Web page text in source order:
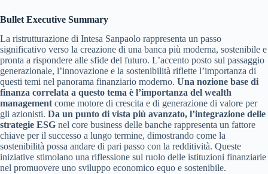
Bullet Executive Summary
La ristrutturazione di Intesa Sanpaolo rappresenta un passo
significativo verso la creazione di una banca più moderna, sostenibile e
pronta a rispondere alle sfide del futuro. L’accento posto sul passaggio
generazionale, l’innovazione e la sostenibilità riflette l’importanza di
questi temi nel panorama finanziario moderno. Una nozione base di
finanza correlata a questo tema è l’importanza del wealth
management come motore di crescita e di generazione di valore per
gli azionisti. Da un punto di vista più avanzato, l’integrazione delle
strategie ESG nel core business delle banche rappresenta un fattore
chiave per il successo a lungo termine, dimostrando come la
sostenibilità possa andare di pari passo con la redditività. Queste
iniziative stimolano una riflessione sul ruolo delle istituzioni finanziarie
nel promuovere uno sviluppo economico equo e sostenibile.